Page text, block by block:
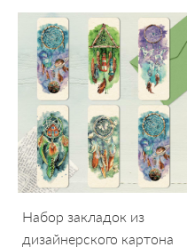
Набор закладок из
дизайнерского картона